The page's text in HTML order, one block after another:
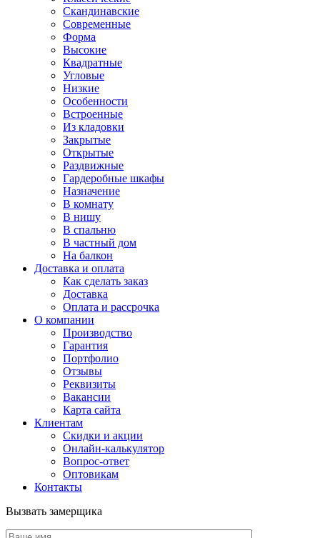
Скандинавские
Современные
Форма
Высокие
Квадратные
Угловые
Низкие
Особенности
Встроенные
Из кладовки
Закрытые
Открытые
Раздвижные
Гардеробные шкафы
Назначение
В комнату
В нишу
В спальню
В частный дом
На балкон
Доставка и оплата
Как сделать заказ
Доставка
Оплата и рассрочка
О компании
Производство
Гарантия
Портфолио
Отзывы
Реквизиты
Вакансии
Карта сайта
Клиентам
Скидки и акции
Онлайн-калькулятор
Вопрос-ответ
Оптовикам
Контакты
Вызвать замерщика